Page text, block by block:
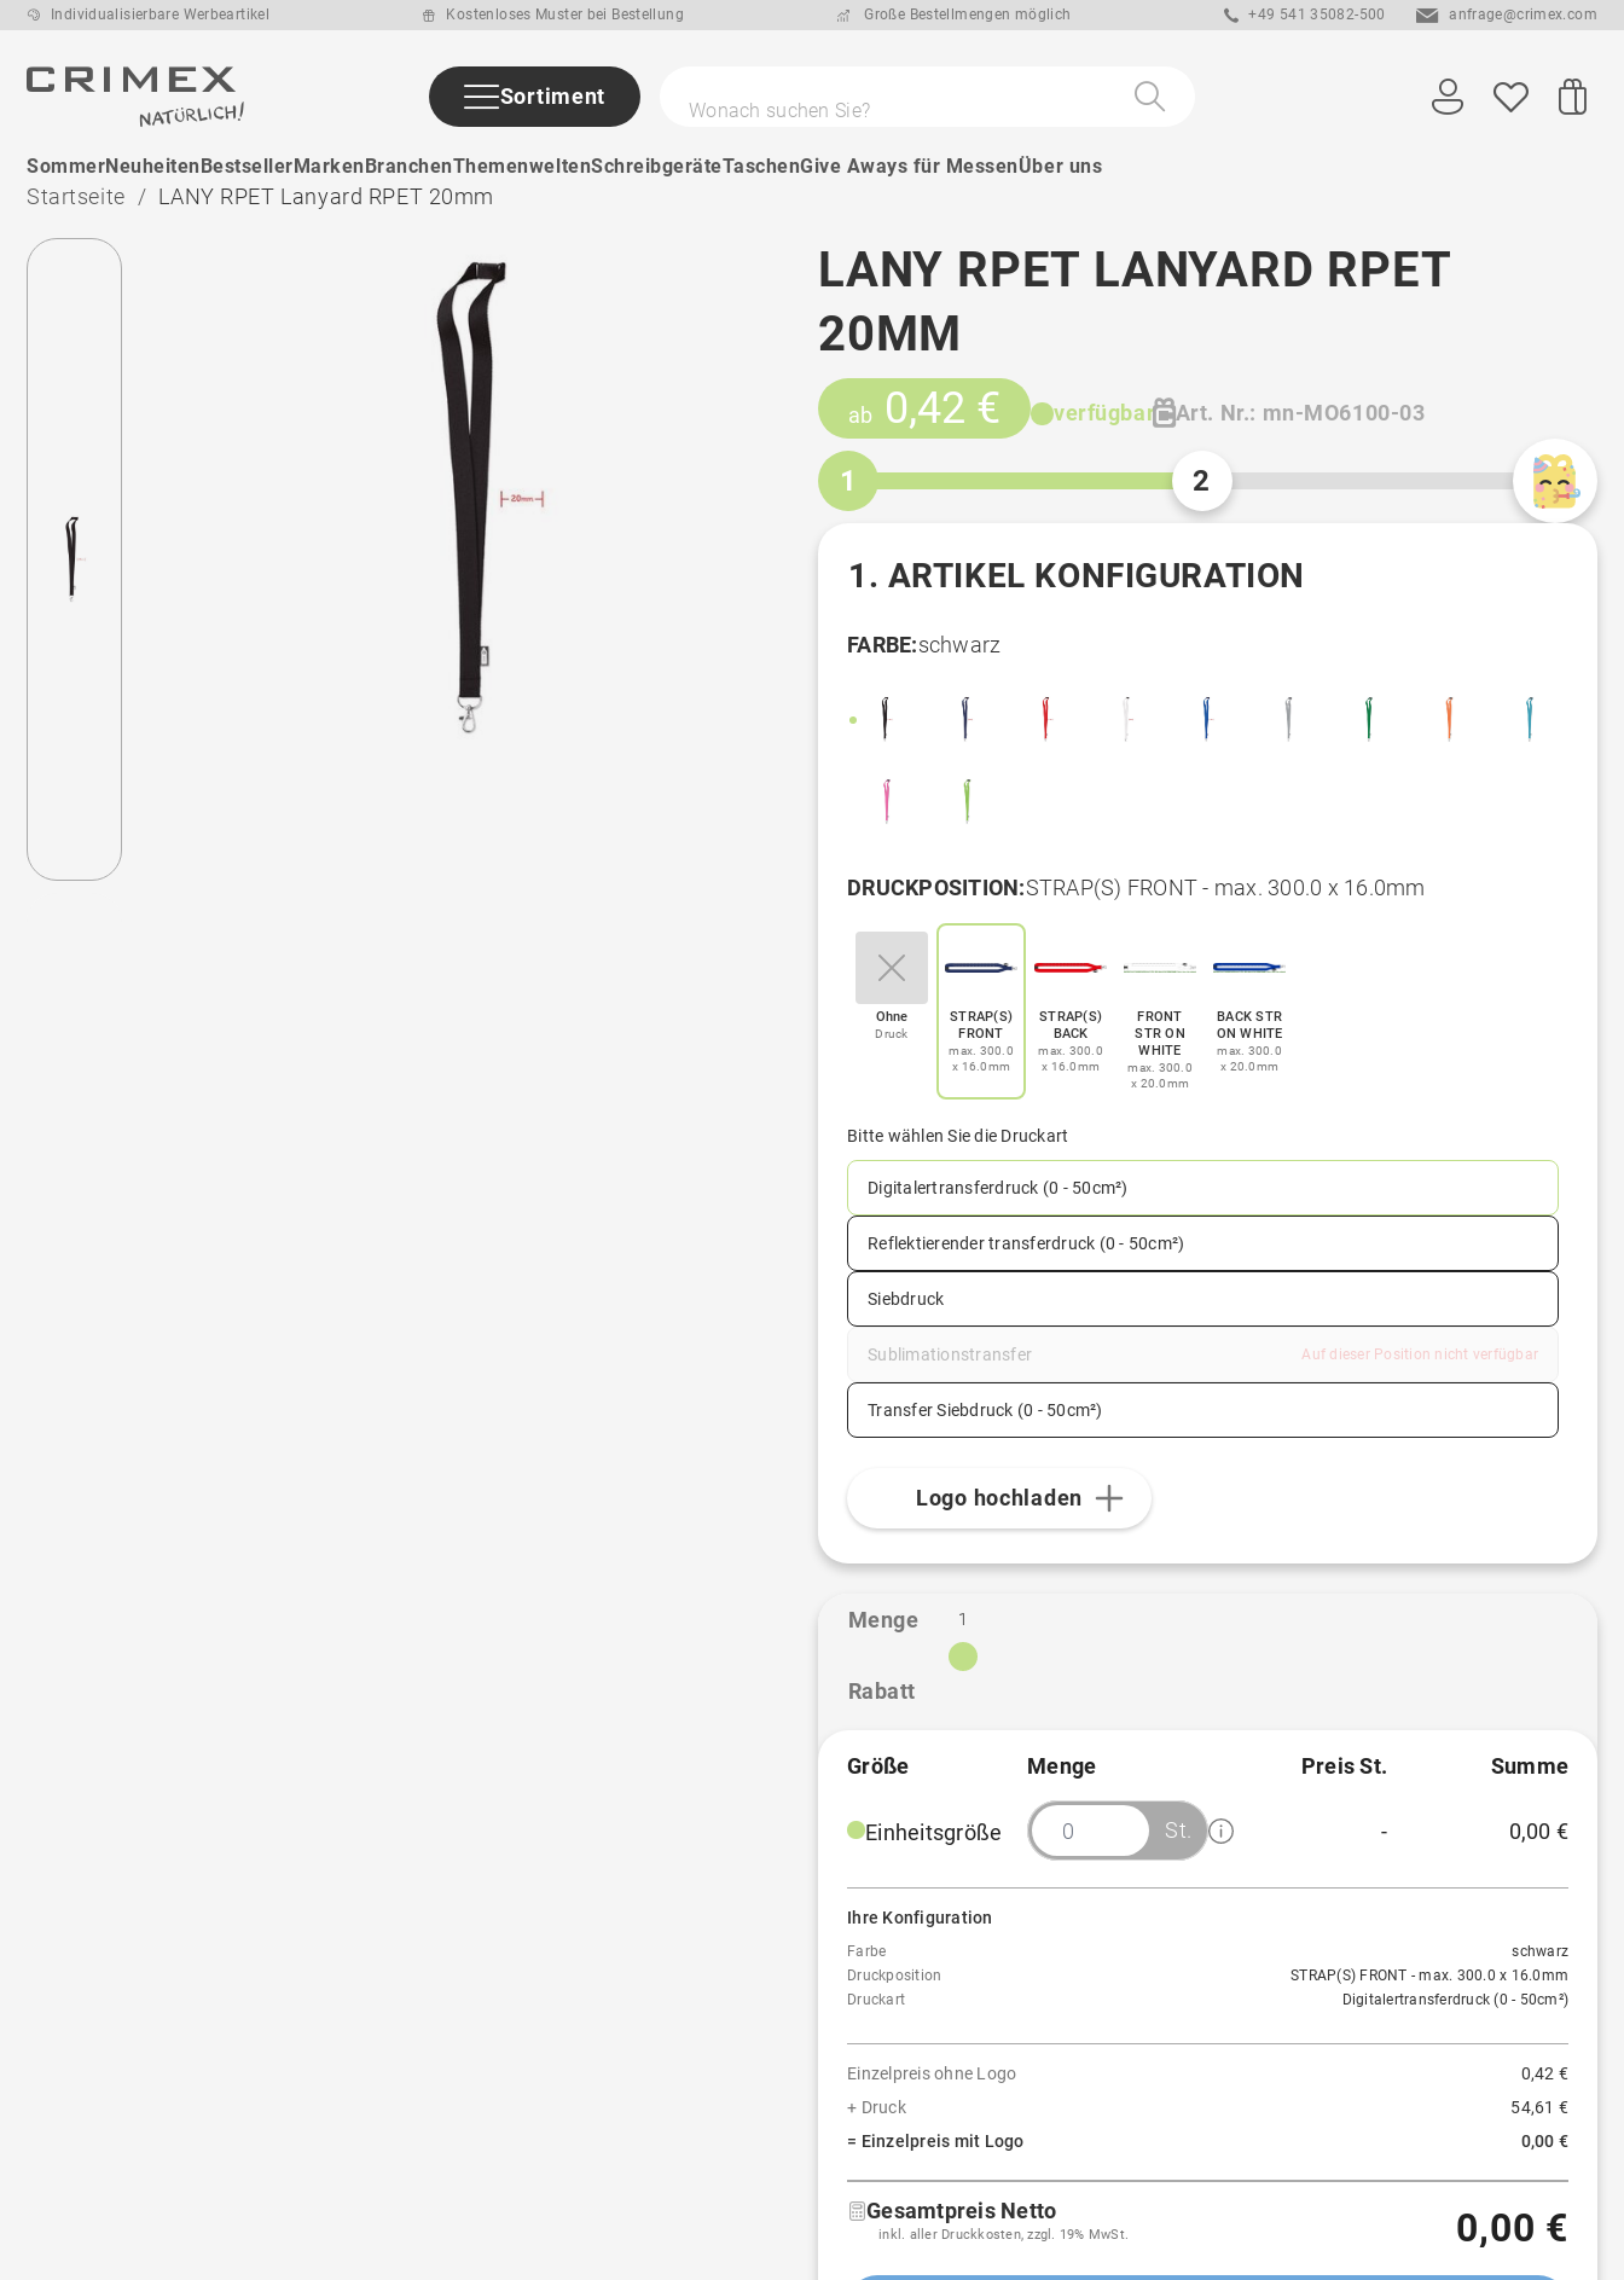
Individualisierbare Werbeartikel Kostenloses Muster bei Bestellung Große Bestellmengen möglich +49 541 35082-500 anfrage@crimex.com
Sortiment
Wonach suchen Sie?
SommerNeuheitenBestsellerMarkenBranchenThemenweltenSchreibgeräteTaschenGive Aways für MessenÜber uns
Startseite LANY RPET Lanyard RPET 20mm
11 Arbeitstage
nach
Druckfreigabe
LANY RPET LANYARD RPET
20MM
ab 0,42 € verfügbar Art. Nr.: mn-MO6100-03
1 2
1. ARTIKEL KONFIGURATION
FARBE:schwarz
DRUCKPOSITION:STRAP(S) FRONT - max. 300.0 x 16.0mm
Ohne
Druck
STRAP(S)
FRONT
max. 300.0
x 16.0mm
STRAP(S)
BACK
max. 300.0
x 16.0mm
FRONT
STR ON
WHITE
max. 300.0
x 20.0mm
BACK STR
ON WHITE
max. 300.0
x 20.0mm
Bitte wählen Sie die Druckart
Digitalertransferdruck (0 - 50cm²)
Reflektierender transferdruck (0 - 50cm²)
Siebdruck
Sublimationstransfer Auf dieser Position nicht verfügbar
Transfer Siebdruck (0 - 50cm²)
Logo hochladen
Menge
Rabatt
1
Größe Menge Preis St. Summe
Einheitsgröße St. - 0,00 €
Ihre Konfiguration
Farbe
schwarz
Druckposition
STRAP(S) FRONT - max. 300.0 x 16.0mm
Druckart
Digitalertransferdruck (0 - 50cm²)
Einzelpreis ohne Logo
0,42 €
+ Druck
54,61 €
= Einzelpreis mit Logo
0,00 €
Gesamtpreis Netto
inkl. aller Druckkosten, zzgl. 19% MwSt. 0,00 €